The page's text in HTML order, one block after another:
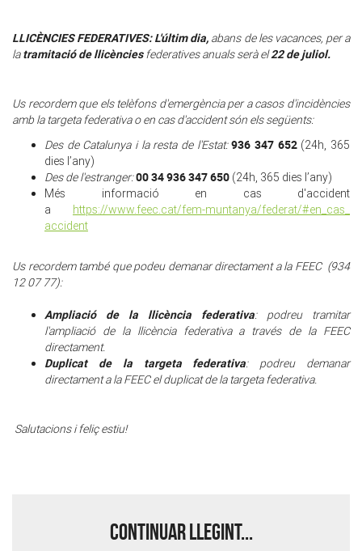
LLICÈNCIES FEDERATIVES: L'últim dia, abans de les vacances, per a
latramitació de llicènciesfederatives anuals serà el22 de juliol.
Us recordem que els telèfons d'emergència per a casos d'incidències
amb la targeta federativa o en cas d'accident són els següents:
Des de Catalunya i la resta de l'Estat:936 347 652(24h, 365
dies l’any)
Des de l'estranger:00 34 936 347 650 (24h, 365 dies l’any)
Més informació en cas d'accident
a https://www.feec.cat/fem-muntanya/federat/#en_cas_
accident
Us recordem també que podeu demanar directament a la FEEC (934
12 07 77):
Ampliació de la llicència federativa: podreu tramitar
l'ampliació de la llicència federativa a través de la FEEC
directament.
Duplicat de la targeta federativa: podreu demanar
directament a la FEEC el duplicat de la targeta federativa.
Salutacions i feliç estiu!
Continuar llegint...